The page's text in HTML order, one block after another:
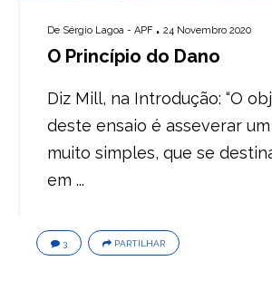
De Sérgio Lagoa - APF 24 Novembro 2020
O Princípio do Dano
Diz Mill, na Introdução: “O
deste ensaio é asseverar
muito simples, que se
em ...
3 PARTILHAR